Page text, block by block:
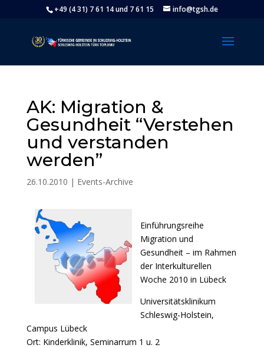
+49 (4 31) 7 61 14 und 7 61 15 info@tgsh.de
AK: Migration &
Gesundheit “Verstehen
und verstanden
werden”
26.10.2010 | Events-Archive
Einführungsreihe
Migration und
Gesundheit – im Rahmen
der Interkulturellen
Woche 2010 in Lübeck
Universitätsklinikum
Schleswig-Holstein,
Campus Lübeck
Ort: Kinderklinik, Seminarrum 1 u. 2